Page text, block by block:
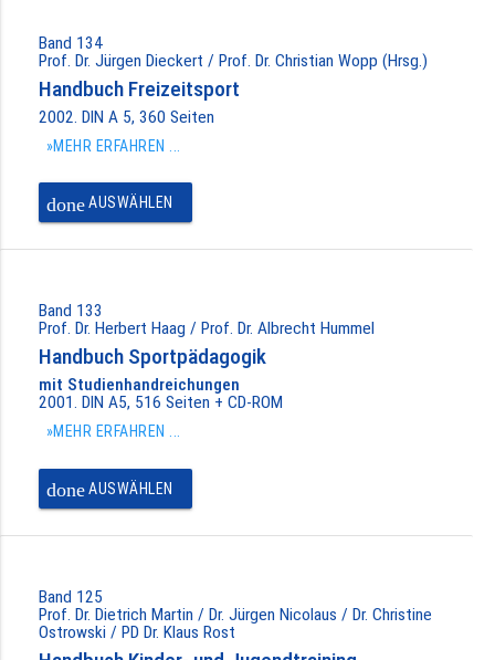
Band 134
Prof. Dr. Jürgen Dieckert / Prof. Dr. Christian Wopp (Hrsg.)
Handbuch Freizeitsport
2002. DIN A 5, 360 Seiten
»MEHR ERFAHREN ...
doneAUSWÄHLEN
Band 133
Prof. Dr. Herbert Haag / Prof. Dr. Albrecht Hummel
Handbuch Sportpädagogik
mit Studienhandreichungen
2001. DIN A5, 516 Seiten + CD-ROM
»MEHR ERFAHREN ...
doneAUSWÄHLEN
Band 125
Prof. Dr. Dietrich Martin / Dr. Jürgen Nicolaus / Dr. Christine
Ostrowski / PD Dr. Klaus Rost